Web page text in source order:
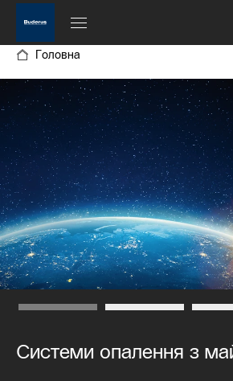
Головна
Системи опалення з